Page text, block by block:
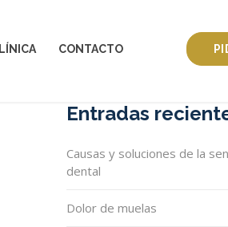
CONTACTO
Entradas
Causas y soluciones de la
dental
Dolor de muelas